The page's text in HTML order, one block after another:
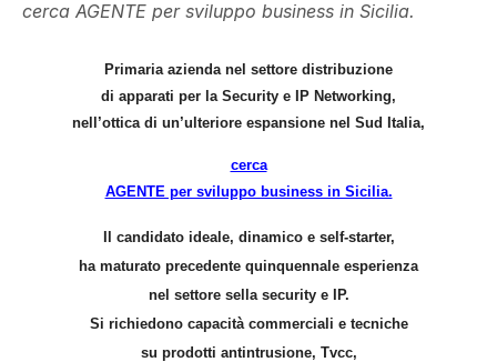
cerca AGENTE per sviluppo business in Sicilia.
Primaria azienda nel settore distribuzione
di apparati per la Security e IP Networking,
nell’ottica di un’ulteriore espansione nel Sud Italia,
cerca
AGENTE per sviluppo business in Sicilia.
Il candidato ideale, dinamico e self-starter,
ha maturato precedente quinquennale esperienza
nel settore sella security e IP.
Si richiedono capacità commerciali e tecniche
su prodotti antintrusione, Tvcc,